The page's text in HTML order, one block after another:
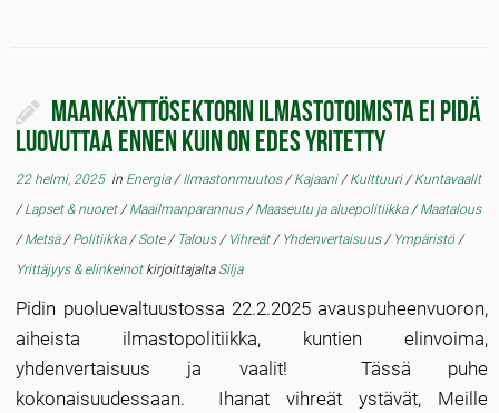
Maankäyttösektorin ilmastotoimista ei pidä
luovuttaa ennen kuin on edes yritetty
22 helmi, 2025in Energia/Ilmastonmuutos/Kajaani/Kulttuuri/Kuntavaalit
/Lapset & nuoret/Maailmanparannus/Maaseutu ja aluepolitiikka/Maatalous
/Metsä/Politiikka/Sote/ Talous/ Vihreät/ Yhdenvertaisuus/ Ympäristö/
Yrittäjyys & elinkeinot kirjoittajalta Silja
Pidin puoluevaltuustossa 22.2.2025 avauspuheenvuoron,
aiheista ilmastopolitiikka, kuntien elinvoima,
yhdenvertaisuus ja vaalit! Tässä puhe
kokonaisuudessaan. Ihanat vihreät ystävät, Meille